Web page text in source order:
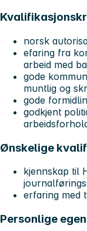
norsk
efaring fra
arbeid med
gode
muntlig og
gode
godkjent
Ønskelige
kjennskap til
erfaring med
Personlige